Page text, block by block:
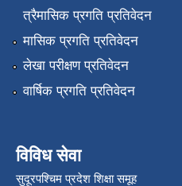
त्रैमासिक प्रगति प्रतिवेदन
मासिक प्रगति प्रतिवेदन
लेखा परीक्षण प्रतिवेदन
वार्षिक प्रगति प्रतिवेदन
विविध सेवा
सुदूरपश्चिम प्रदेश शिक्षा समूह